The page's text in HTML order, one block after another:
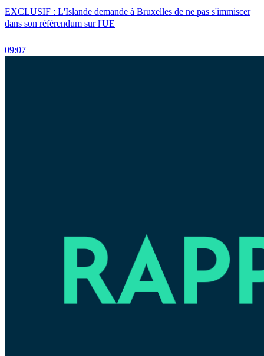
EXCLUSIF : L'Islande demande à Bruxelles de ne pas s'immiscer
dans son référendum sur l'UE
09:07